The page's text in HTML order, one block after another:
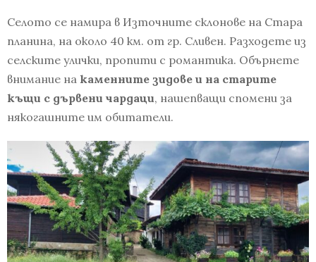
Селото се намира в Източните склонове на Стара
планина, на около 40 км. от гр. Сливен. Разходете из
селските улички, пропити с романтика. Обърнете
внимание на каменните зидове и на старите
къщи с дървени чардаци, нашепващи спомени за
някогашните им обитатели.